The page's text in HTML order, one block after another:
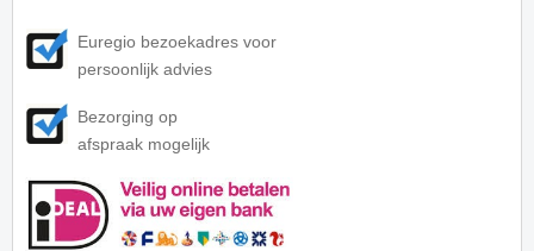
Euregio bezoekadres voor
persoonlijk advies
Bezorging op
afspraak mogelijk